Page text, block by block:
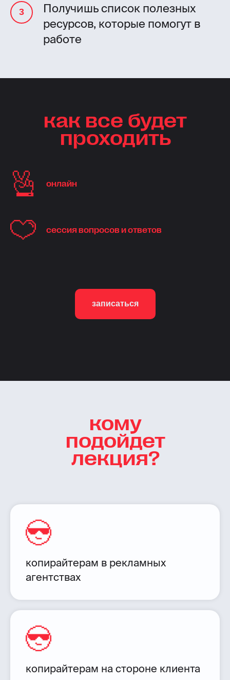
Получишь список полезных
ресурсов, которые помогут в
работе
как все будет
проходить
онлайн
сессия вопросов и ответов
записаться
кому
подойдет
лекция?
копирайтерам в рекламных
агентствах
копирайтерам на стороне клиента